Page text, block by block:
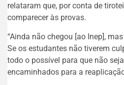
relataram que, por conta de
comparecer às provas.
“Ainda não chegou [ao Inep],
Se os estudantes não tiverem
todo o possível para que não
encaminhados para a